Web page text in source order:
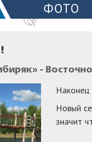
ФОТО
-
Наконец
Новый
значит